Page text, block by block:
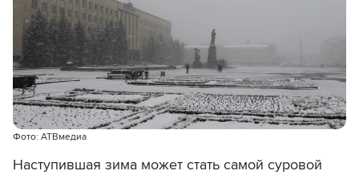
Фото: АТВмедиа
Наступившая зима может стать самой суровой